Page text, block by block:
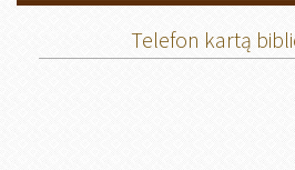
Telefon kartą